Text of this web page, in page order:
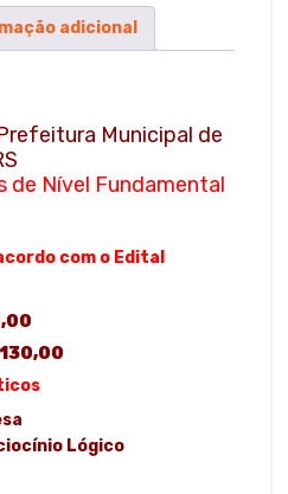
ar
e
adicional
Municipal de
de Nível Fundamental
com o Edital
130,00
Lógico